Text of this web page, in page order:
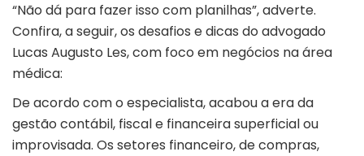
“Não dá para fazer isso com planilhas”, adverte.
Confira, a seguir, os desafios e dicas do advogado
Lucas Augusto Les, com foco em negócios na área
médica:
De acordo com o especialista, acabou a era da
gestão contábil, fiscal e financeira superficial ou
improvisada. Os setores financeiro, de compras,